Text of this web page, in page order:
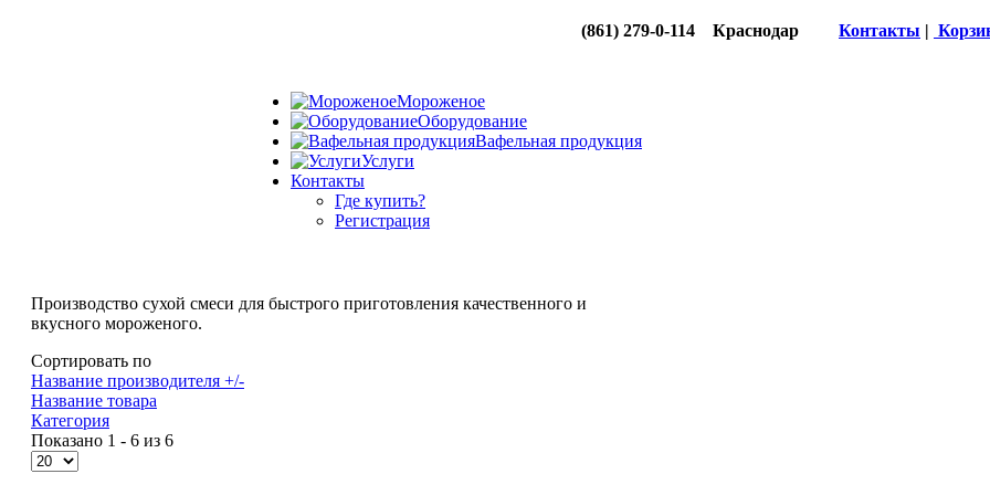
(861) 279-0-114 Краснодар Контакты |
Мороженое
Оборудование
Вафельная продукция
Услуги
Контакты
Где купить?
Регистрация
Производство сухой смеси для быстрого приготовления качественного и
вкусного мороженого.
Сортировать по
Название производителя +/-
Название товара
Категория
Показано 1 - 6 из 6